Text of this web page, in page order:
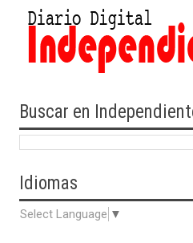
Buscar en
Idiomas
Select Language ▼